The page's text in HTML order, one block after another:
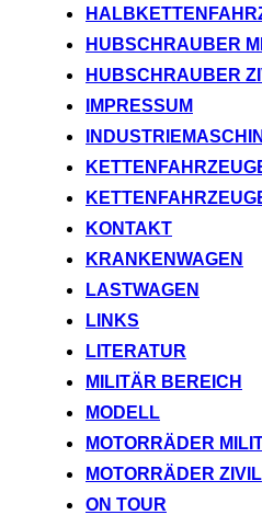
HUBSCHRAUBER
HUBSCHRAUBER
IMPRESSUM
KONTAKT
KRANKENWAGEN
LASTWAGEN
LINKS
LITERATUR
MILITÄR BEREICH
MODELL
MOTORRÄDER
MOTORRÄDER ZIVIL
ON TOUR